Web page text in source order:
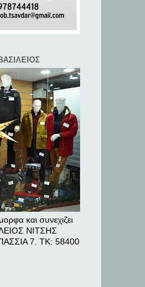
και συνεχιζει
ΝΙΤΣΗΣ
7. ΤΚ: 58400